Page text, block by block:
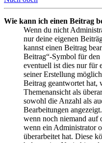
Wie kann ich einen Beitrag
Wenn du nicht
nur deine eigenen
kannst einen Beitrag
Beitrag“-Symbol für den
eventuell ist dies nur für
seiner Erstellung
Beitrag geantwortet hat,
Themenansicht als
sowohl die Anzahl als
Bearbeitungen
wenn noch niemand auf
wenn ein Administrator
überarbeitet hat. Diese